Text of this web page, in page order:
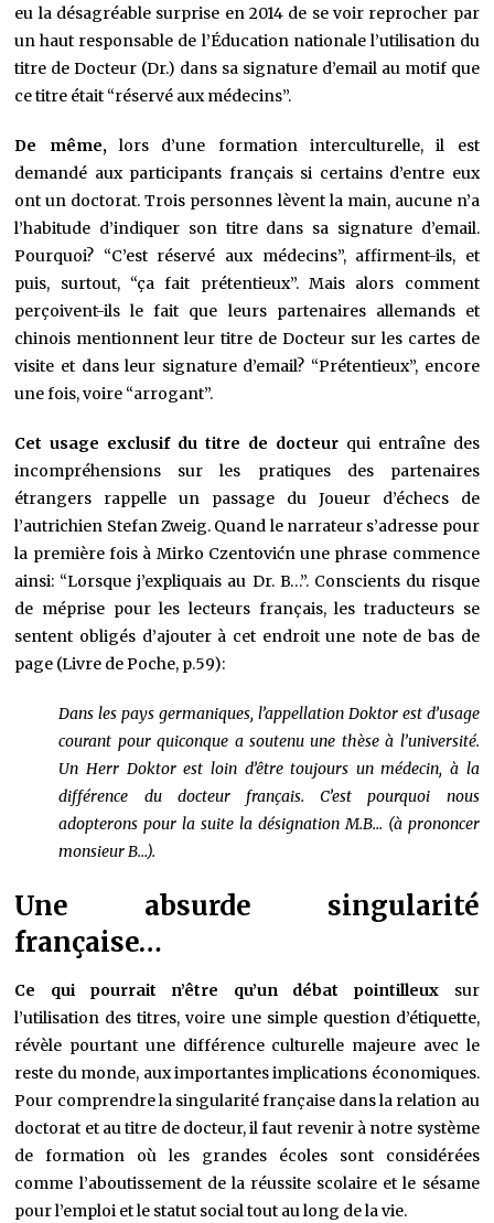
eu la désagréable surprise en 2014 de se voir reprocher par
un haut responsable de l’Éducation nationale l’utilisation du
titre de Docteur (Dr.) dans sa signature d’email au motif que
ce titre était “réservé aux médecins”.
De même,lors d’une formation interculturelle, il est
demandé aux participants français si certains d’entre eux
ont un doctorat. Trois personnes lèvent la main, aucune n’a
l’habitude d’indiquer son titre dans sa signature d’email.
Pourquoi? “C’est réservé aux médecins”, affirment-ils, et
puis, surtout, “ça fait prétentieux”. Mais alors comment
perçoivent-ils le fait que leurs partenaires allemands et
chinois mentionnent leur titre de Docteur sur les cartes de
visite et dans leur signature d’email? “Prétentieux”, encore
une fois, voire “arrogant”.
Cet usage exclusif du titre de docteurqui entraîne des
incompréhensions sur les pratiques des partenaires
étrangers rappelle un passage du Joueur d’échecs de
l’autrichien Stefan Zweig. Quand le narrateur s’adresse pour
la première fois à Mirko Czentovićn une phrase commence
ainsi: “Lorsque j’expliquais au Dr. B…”. Conscients du risque
de méprise pour les lecteurs français, les traducteurs se
sentent obligés d’ajouter à cet endroit une note de bas de
page (Livre de Poche, p.59):
Dans les pays germaniques, l’appellation Doktor est d’usage
courant pour quiconque a soutenu une thèse à l’université.
Un Herr Doktor est loin d’être toujours un médecin, à la
différence du docteur français. C’est pourquoi nous
adopterons pour la suite la désignation M.B… (à prononcer
monsieur B…).
Une absurde singularité
française…
Ce qui pourrait n’être qu’un débat pointilleux sur
l’utilisation des titres, voire une simple question d’étiquette,
révèle pourtant une différence culturelle majeure avec le
reste du monde, aux importantes implications économiques.
Pour comprendre la singularité française dans la relation au
doctorat et au titre de docteur, il faut revenir à notre système
de formation où les grandes écoles sont considérées
comme l’aboutissement de la réussite scolaire et le sésame
pour l’emploi et le statut social tout au long de la vie.